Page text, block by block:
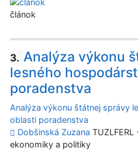
článok
3. Analýza výkonu
lesného
poradenstva
Analýza výkonu štátnej správy
oblasti poradenstva
Dobšinská Zuzana
ekonomiky a politiky